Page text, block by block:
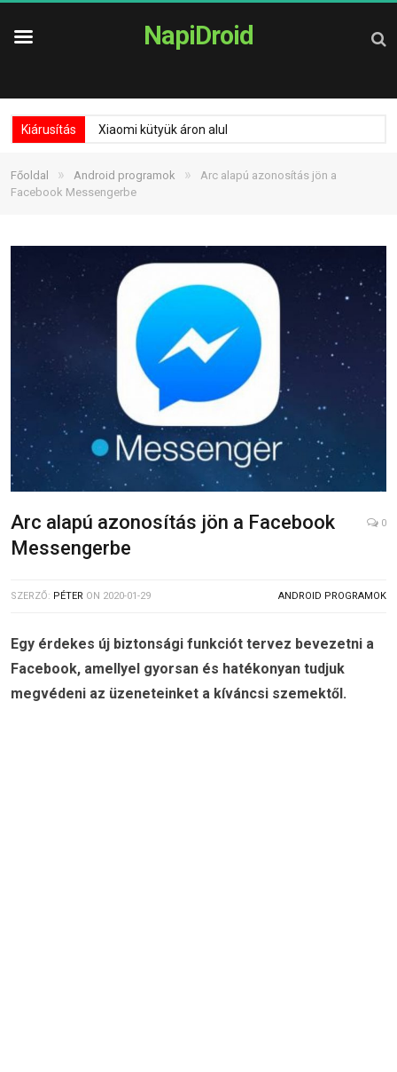
NapiDroid
Kiárusítás Xiaomi kütyük áron alul
Főoldal » Android programok »
Arc alapú azonosítás jön a
Facebook Messengerbe
Arc alapú azonosítás jön a Facebook
Messengerbe
0
SZERZŐ: PÉTER ON 2020-01-29 ANDROID PROGRAMOK
Egy érdekes új biztonsági funkciót tervez bevezetni a
Facebook, amellyel gyorsan és hatékonyan tudjuk
megvédeni az üzeneteinket a kíváncsi szemektől.